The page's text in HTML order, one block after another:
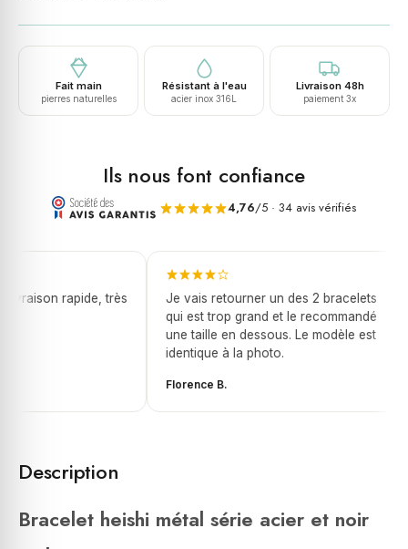
et
noir
Fait main
pierres naturelles
Résistant à l'eau
acier inox 316L
Livraison 48h
paiement 3x
Ils nous font confiance
4,76/5 · 34 avis vérifiés
rapide, très
Je vais retourner un des 2 bracelets
qui est trop grand et le recommandé
une taille en dessous. Le modèle est
identique à la photo.
Florence B.
Description
Bracelet heishi métal série acier et noir